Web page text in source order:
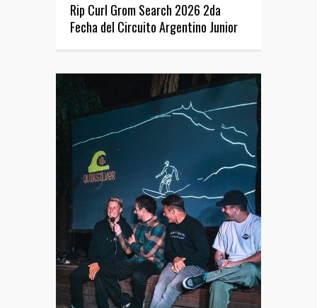
Rip Curl Grom Search 2026 2da
Fecha del Circuito Argentino Junior